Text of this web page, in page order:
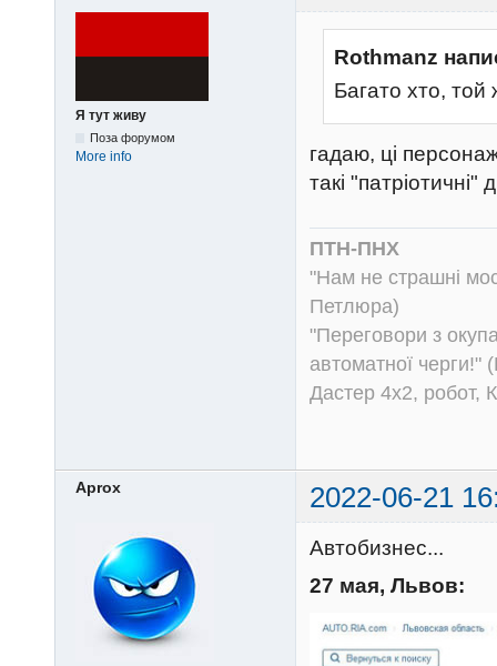
Я тут живу
Поза форумом
More info
Rothmanz
Багато хто,
гадаю, ці
такі
ПТН-ПНХ
"Нам не страшні
Петлюра)
"Переговори з
автоматної черги!"
Дастер 4х2, робот,
Aprox 2022-06-21
Автобизнес...
27 мая, Львов: